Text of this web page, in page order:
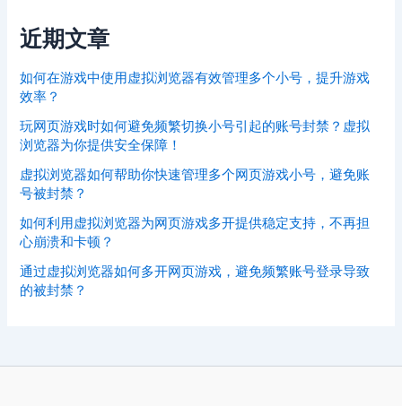
近期文章
如何在游戏中使用虚拟浏览器有效管理多个小号，提升游戏
效率？
玩网页游戏时如何避免频繁切换小号引起的账号封禁？虚拟
浏览器为你提供安全保障！
虚拟浏览器如何帮助你快速管理多个网页游戏小号，避免账
号被封禁？
如何利用虚拟浏览器为网页游戏多开提供稳定支持，不再担
心崩溃和卡顿？
通过虚拟浏览器如何多开网页游戏，避免频繁账号登录导致
的被封禁？